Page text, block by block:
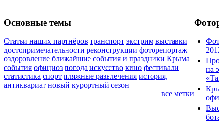
Основные темы
Статьи наших партнёров транспорт экстрим выставки
достопримечательности реконструкции фоторепортаж
оздоровление ближайшие события и праздники Крыма
события официоз погода искусство кино фестивали
статистика спорт пляжные развлечения история,
антиквариат новый курортный сезон
все метки
на